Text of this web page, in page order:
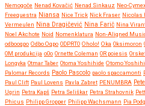
Nemogoče Nenad Kovačić Nenad Sinkauz Neo-
Freequestra Niansa Nice Trick Nick Fraser Nicolas
Vermeulen Nina Dragičević Nina Farič Nina
Noel Akchote Noid Nomenklatura Non-Aligned
odbooqpo Odbo Oqpo ODPRTO Oholo! Oka Oksimoron
OM produkcija oOo Ornette Coleman OR poiesis
Longyka Otmar Taber Otoma Yoshihide Otomo
Palomar Records Paolo Pascolo paolo spaccamonti
Paul Clift Paul Lovens Pavla Zabret PENUMBRA
Ugrin Petra Kapš Petra Seliškar Petra Strahovnik
Phicus Philipp Gropper Philipp Wachsmann Pia